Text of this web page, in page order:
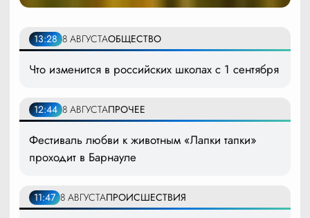
13:28 8 АВГУСТАОБЩЕСТВО
Что изменится в российских школах с 1 сентября
12:44 8 АВГУСТАПРОЧЕЕ
Фестиваль любви к животным «Лапки тапки»
проходит в Барнауле
11:47 8 АВГУСТАПРОИСШЕСТВИЯ